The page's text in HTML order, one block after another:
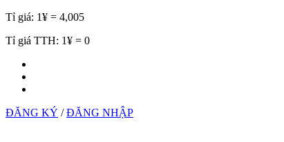
Tỉ giá: 1¥ = 4,005
Tỉ giá TTH: 1¥ = 0
ĐĂNG KÝ /ĐĂNG NHẬP